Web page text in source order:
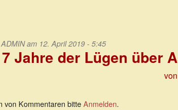
am 12. April 2019 - 5:45
Jahre der Lügen über
von Kommentaren bitteAnmelden.